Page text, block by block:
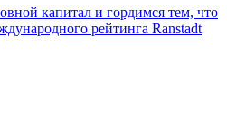
капитал и гордимся тем, что
рейтинга Ranstadt